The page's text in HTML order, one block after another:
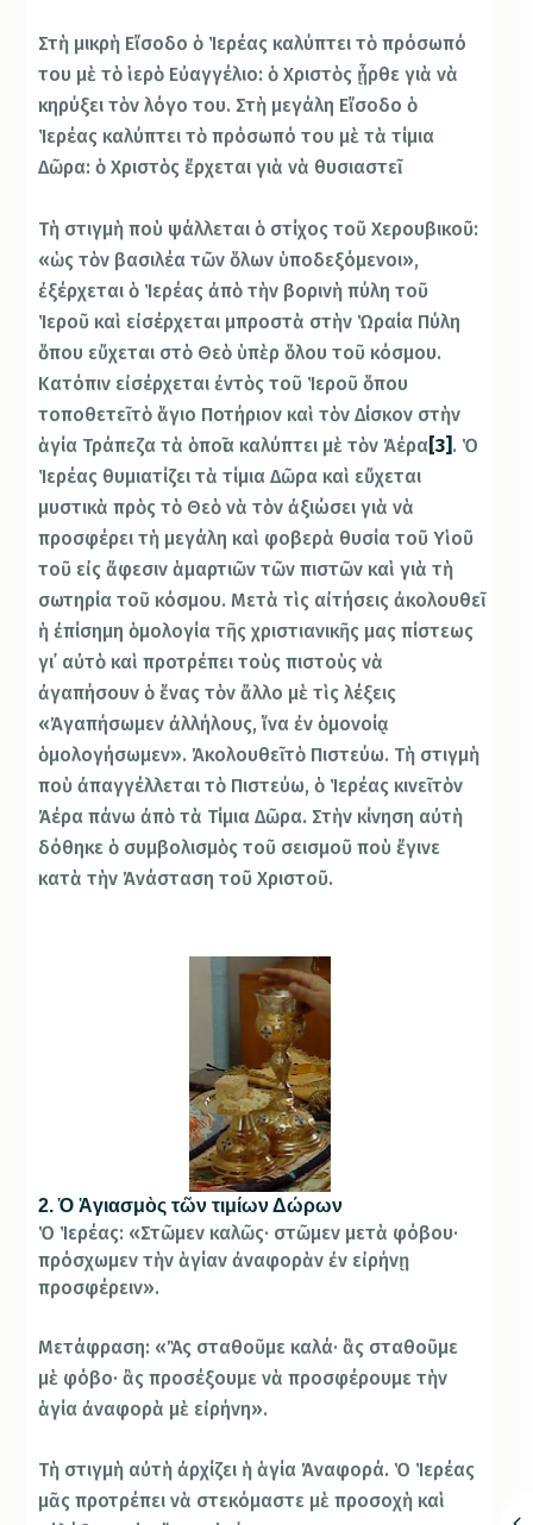
Στὴ μικρὴ Εἴσοδο ὁ Ἱερέας καλύπτει τὸ πρόσωπό
του μὲ τὸ ἱερὸ Εὐαγγέλιο: ὁ Χριστὸς ᾖρθε γιὰ νὰ
κηρύξει τὸν λόγο του. Στὴ μεγάλη Εἴσοδο ὁ
Ἱερέας καλύπτει τὸ πρόσωπό του μὲ τὰ τίμια
Δῶρα: ὁ Χριστὸς ἔρχεται γιὰ νὰ θυσιαστεῖ.
Τὴ στιγμὴ ποὺ ψάλλεται ὁ στίχος τοῦ Χερουβικοῦ:
«ὡς τὸν βασιλέα τῶν ὅλων ὑποδεξόμενοι»,
ἐξέρχεται ὁ Ἱερέας ἀπὸ τὴν βορινὴ πύλη τοῦ
Ἱεροῦ καὶ εἰσέρχεται μπροστὰ στὴν Ὡραία Πύλη
ὅπου εὔχεται στὸ Θεὸ ὑπὲρ ὅλου τοῦ κόσμου.
Κατόπιν εἰσέρχεται ἐντὸς τοῦ Ἱεροῦ ὅπου
τοποθετεῖ τὸ ἅγιο Ποτήριον καὶ τὸν Δίσκον στὴν
ἁγία Τράπεζα τὰ ὁποῖα καλύπτει μὲ τὸν Ἀέρα[3] . Ὁ
Ἱερέας θυμιατίζει τὰ τίμια Δῶρα καὶ εὔχεται
μυστικὰ πρὸς τὸ Θεὸ νὰ τὸν ἀξιώσει γιὰ νὰ
προσφέρει τὴ μεγάλη καὶ φοβερὰ θυσία τοῦ Υἱοῦ
τοῦ εἰς ἄφεσιν ἁμαρτιῶν τῶν πιστῶν καὶ γιὰ τὴ
σωτηρία τοῦ κόσμου. Μετὰ τὶς αἰτήσεις ἀκολουθεῖ
ἡ ἐπίσημη ὁμολογία τῆς χριστιανικῆς μας πίστεως
γι᾿ αὐτὸ καὶ προτρέπει τοὺς πιστοὺς νὰ
ἀγαπήσουν ὁ ἕνας τὸν ἄλλο μὲ τὶς λέξεις
«Ἀγαπήσωμεν ἀλλήλους, ἵνα ἐν ὁμονοίᾳ
ὁμολογήσωμεν». Ἀκολουθεῖ τὸ Πιστεύω. Τὴ στιγμὴ
ποὺ ἀπαγγέλλεται τὸ Πιστεύω, ὁ Ἱερέας κινεῖ τὸν
Ἀέρα πάνω ἀπὸ τὰ Τίμια Δῶρα. Στὴν κίνηση αὐτὴ
δόθηκε ὁ συμβολισμὸς τοῦ σεισμοῦ ποὺ ἔγινε
κατὰ τὴν Ἀνάσταση τοῦ Χριστοῦ.
2. Ὁ Ἁγιασμὸς τῶν τιμίων Δώρων
Ὁ Ἱερέας: «Στῶμεν καλῶς· στῶμεν μετὰ φόβου·
πρόσχωμεν τὴν ἁγίαν ἀναφορὰν ἐν εἰρήνῃ
προσφέρειν».
Μετάφραση: «Ἂς σταθοῦμε καλά· ἂς σταθοῦμε
μὲ φόβο· ἂς προσέξουμε νὰ προσφέρουμε τὴν
ἁγία ἀναφορὰ μὲ εἰρήνη».
Τὴ στιγμὴ αὐτὴ ἀρχίζει ἡ ἁγία Ἀναφορά. Ὁ Ἱερέας
μᾶς προτρέπει νὰ στεκόμαστε μὲ προσοχὴ καὶ